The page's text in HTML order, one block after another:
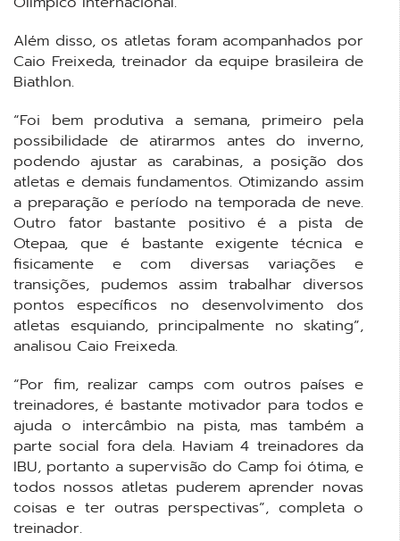
Além disso, os atletas foram acompanhados por
Caio Freixeda, treinador da equipe brasileira de
Biathlon.
“Foi bem produtiva a semana, primeiro pela
possibilidade de atirarmos antes do inverno,
podendo ajustar as carabinas, a posição dos
atletas e demais fundamentos. Otimizando assim
a preparação e período na temporada de neve.
Outro fator bastante positivo é a pista de
Otepaa, que é bastante exigente técnica e
fisicamente e com diversas variações e
transições, pudemos assim trabalhar diversos
pontos específicos no desenvolvimento dos
atletas esquiando, principalmente no skating”,
analisou Caio Freixeda.
“Por fim, realizar camps com outros países e
treinadores, é bastante motivador para todos e
ajuda o intercâmbio na pista, mas também a
parte social fora dela. Haviam 4 treinadores da
IBU, portanto a supervisão do Camp foi ótima, e
todos nossos atletas puderem aprender novas
coisas e ter outras perspectivas”, completa o
treinador.